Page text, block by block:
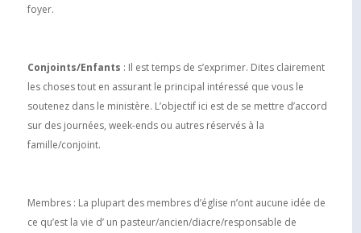
foyer.
Conjoints/Enfants : Il est temps de s’exprimer. Dites clairement
les choses tout en assurant le principal intéressé que vous le
soutenez dans le ministère. L’objectif ici est de se mettre d’accord
sur des journées, week-ends ou autres réservés à la
famille/conjoint.
Membres : La plupart des membres d’église n’ont aucune idée de
ce qu’est la vie d’ un pasteur/ancien/diacre/responsable de